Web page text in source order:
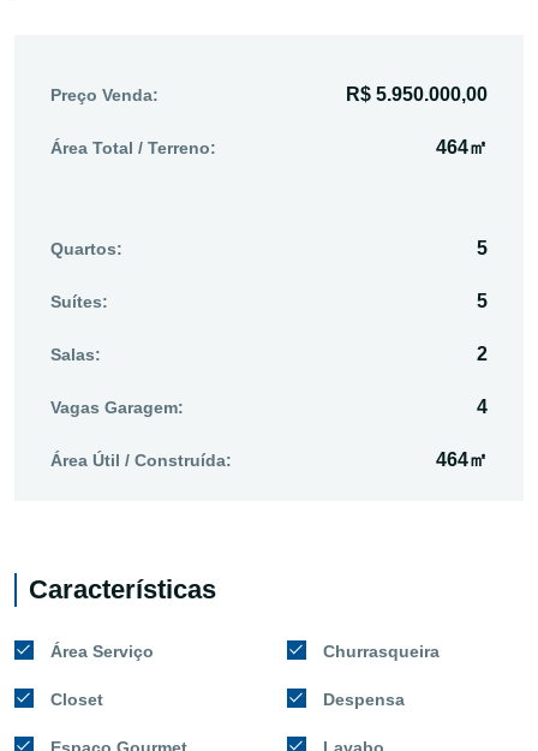
Preço Venda: R$ 5.950.000,00
Área Total / Terreno: 464㎡
Quartos: 5
Suítes: 5
Salas: 2
Vagas Garagem: 4
Área Útil / Construída: 464㎡
Características
Área Serviço Churrasqueira
Closet Despensa